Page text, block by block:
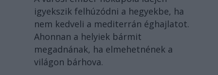
igyekszik felhúzódni a hegyekbe, ha
nem kedveli a mediterrán éghajlatot.
Ahonnan a helyiek bármit
megadnának, ha elmehetnének a
világon bárhova.